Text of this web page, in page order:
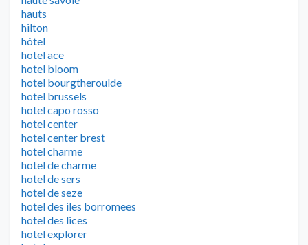
hauts
hilton
hôtel
hotel ace
hotel bloom
hotel bourgtheroulde
hotel brussels
hotel capo rosso
hotel center
hotel center brest
hotel charme
hotel de charme
hotel de sers
hotel de seze
hotel des iles borromees
hotel des lices
hotel explorer